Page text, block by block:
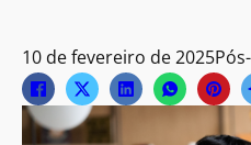
10 de fevereiro de 2025